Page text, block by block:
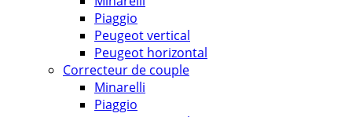
Piaggio
Peugeot vertical
Peugeot horizontal
Correcteur de couple
Minarelli
Piaggio